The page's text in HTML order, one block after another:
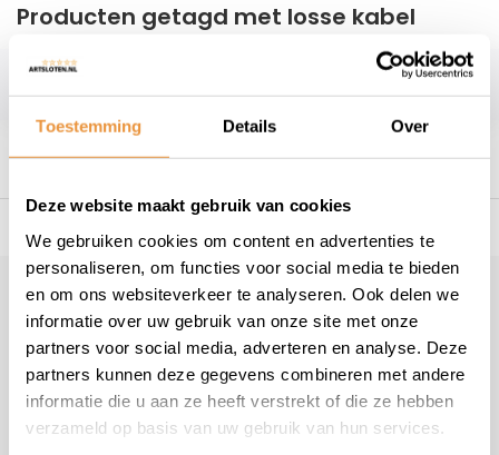
Toestemming Details Over
Deze website maakt gebruik van cookies
We gebruiken cookies om content en advertenties te
personaliseren, om functies voor social media te bieden
en om ons websiteverkeer te analyseren. Ook delen we
informatie over uw gebruik van onze site met onze
partners voor social media, adverteren en analyse. Deze
partners kunnen deze gegevens combineren met andere
informatie die u aan ze heeft verstrekt of die ze hebben
verzameld op basis van uw gebruik van hun services.
Producten getagd met losse kabel
Filters
Klantenservice geopend
Veelgestelde vragen
+31 78 780 2330
info@artsloten.nl